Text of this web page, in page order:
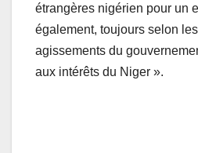
étrangères nigérien pour un
également, toujours selon
agissements du
aux intérêts du Niger ».